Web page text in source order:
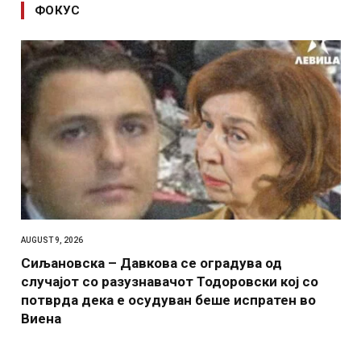
ФОКУС
AUGUST 9, 2026
Сиљановска – Давкова се оградува од
случајот со разузнавачот Тодоровски кој со
потврда дека е осудуван беше испратен во
Виена